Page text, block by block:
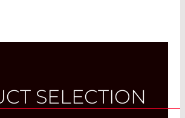
SELECTION